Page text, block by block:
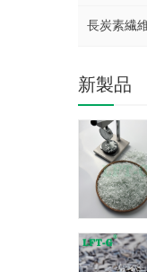
長炭素繊
新製品